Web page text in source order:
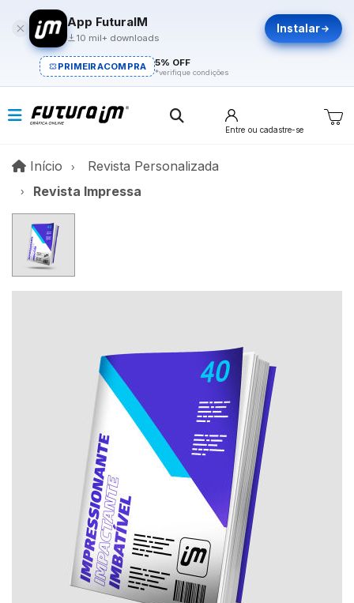
App FuturaIM
10 mil+ downloads
Instalar
PRIMEIRACOMPRA 5% OFF
*verifique condições
Entre ou cadastre-se
Início InícioRevista Personalizada
Revista Impressa